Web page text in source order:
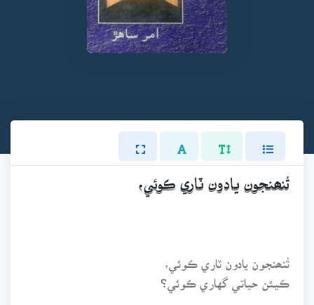
تُنھنجون يادون ٽاري ڪوئي،
تُنھنجون يادون ٽاري ڪوئي،
ڪيئن حياتي گهاري ڪوئي؟